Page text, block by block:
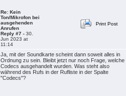
Re: Kein
Ton/Mikrofon bei
ausgehenden
Anrufen
Reply #7 - 30.
Jun 2023 at
11:14
Print Post
Ja, mit der Soundkarte scheint dann soweit alles in
Ordnung zu sein. Bleibt jetzt nur noch Frage, welche
Codecs ausgehandelt wurden. Was steht also
während des Rufs in der Rufliste in der Spalte
"Codecs"?